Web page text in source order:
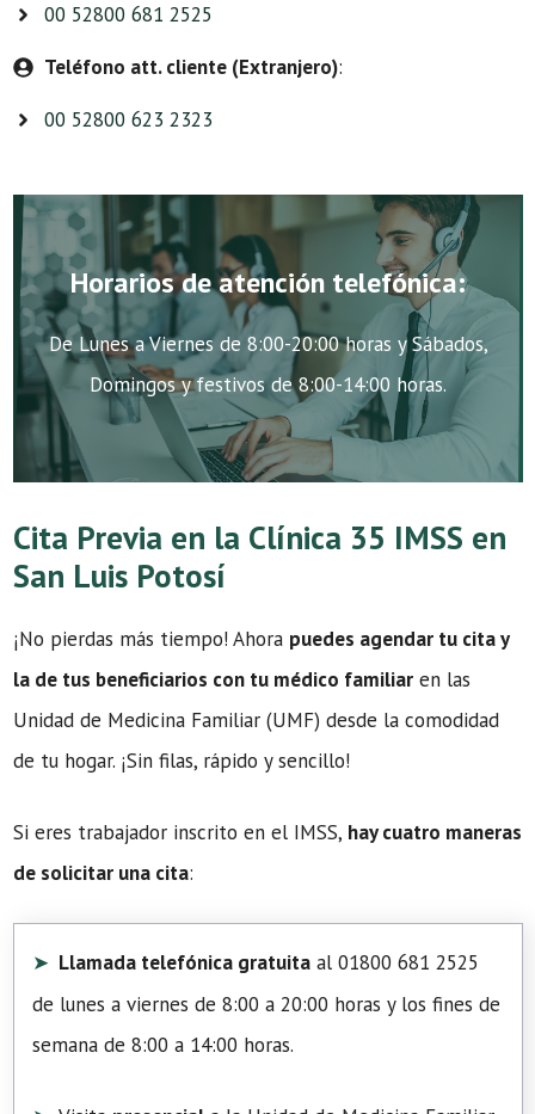
00 52800 681 2525
Teléfono att. cliente (Extranjero):
00 52800 623 2323
Horarios de atención telefónica:
De Lunes a Viernes de 8:00-20:00 horas y Sábados,
Domingos y festivos de 8:00-14:00 horas.
Cita Previa en la Clínica 35 IMSS en
San Luis Potosí
¡No pierdas más tiempo! Ahora puedes agendar tu cita y
la de tus beneficiarios con tu médico familiar en las
Unidad de Medicina Familiar (UMF) desde la comodidad
de tu hogar. ¡Sin filas, rápido y sencillo!
Si eres trabajador inscrito en el IMSS, hay cuatro maneras
de solicitar una cita:
Llamada telefónica gratuita al 01800 681 2525
de lunes a viernes de 8:00 a 20:00 horas y los fines de
semana de 8:00 a 14:00 horas.